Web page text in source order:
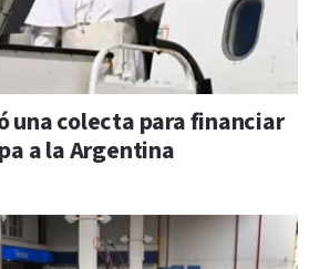
una colecta para financiar
a la Argentina